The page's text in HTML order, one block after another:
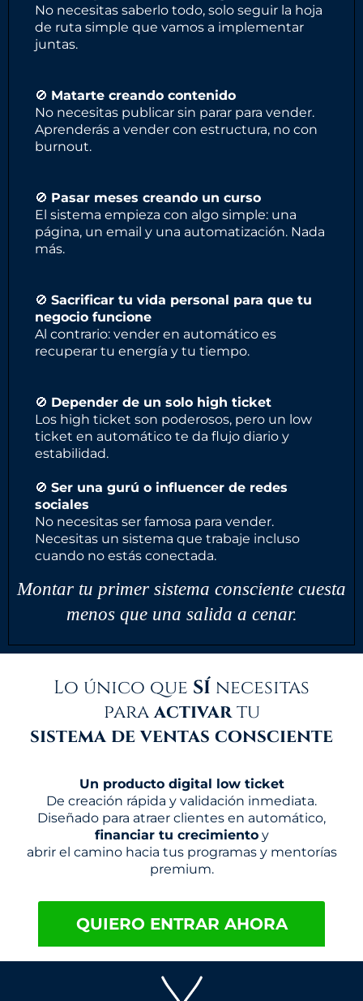
No necesitas saberlo todo, solo seguir la hoja
de ruta simple que vamos a implementar
juntas.
🚫 Matarte creando contenido
No necesitas publicar sin parar para vender.
Aprenderás a vender con estructura, no con
burnout.
🚫 Pasar meses creando un curso
El sistema empieza con algo simple: una
página, un email y una automatización. Nada
más.
🚫 Sacrificar tu vida personal para que tu
negocio funcione
Al contrario: vender en automático es
recuperar tu energía y tu tiempo.
🚫 Depender de un solo high ticket
Los high ticket son poderosos, pero un low
ticket en automático te da flujo diario y
estabilidad.
🚫 Ser una gurú o influencer de redes
sociales
No necesitas ser famosa para vender.
Necesitas un sistema que trabaje incluso
cuando no estás conectada.
Montar tu primer sistema consciente cuesta
menos que una salida a cenar.
Lo único que SÍ necesitas
paraactivartu
sistema de ventas consciente
Un producto digital low ticket
De creación rápida y validación inmediata.
Diseñado para atraer clientes en automático,
financiar tu crecimientoy
abrir el camino hacia tus programas y mentorías
premium.
QUIERO ENTRAR AHORA